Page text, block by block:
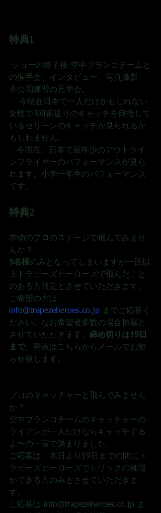
特典1
の握手会、インタビュー、写真撮影、
非公開練習の見学会。
女性で3回宙返りのキャッチを目指して
いるセリーンのキャッチが見られるか
もしれません。
ンフライヤーのパフォーマンスが見ら
れます。小学一年生のパフォーマンス
です。
特典2
本物のプロのステージで飛んでみませ
んか？
5名様のみとなってしまいますが一回以
上トラピーズヒーローズで飛んだこと
のある方限定とさせていただきます。
ご希望の方は
info@trapezeheroes.co.jp までご応募く
ださい。なお希望者多数の場合抽選と
させていただきます。 締め切りは19日
まで、発表はこちらからメールでお知
らせ致します。
プロのキャッチャーと飛んでみません
か？
空中ブランコチームのキャッチャーの
ライアンが一人だけならキャッチする
よ〜の一言で決まりました。
ご応募は、本日より19日までの間にト
ラピーズヒーローズでトリックの確認
ができる方のみとさせていただきま
す。
ご応募は info@trapezeheroes.co.jp ま